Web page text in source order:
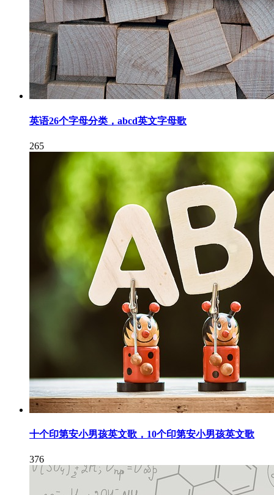
英语26个字母分类，abcd英文字母歌
265
十个印第安小男孩英文歌，10个印第安小男孩英文歌
376